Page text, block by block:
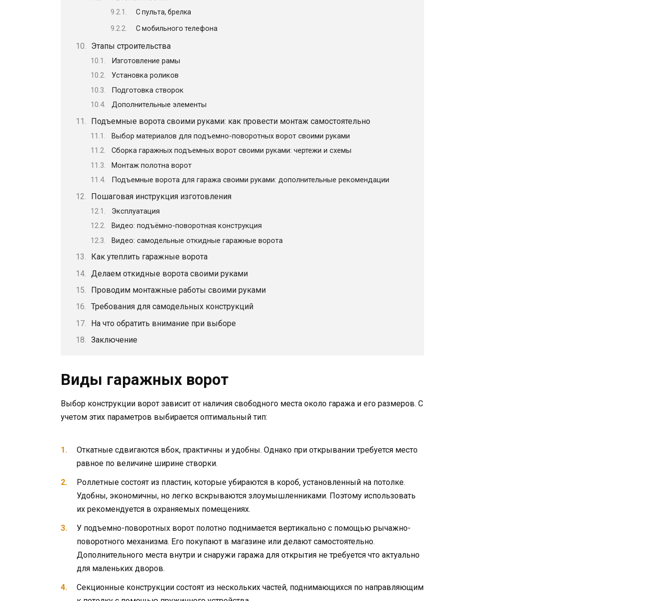
С пульта, брелка
С мобильного телефона
Этапы строительства
Изготовление рамы
Установка роликов
Подготовка створок
Дополнительные элементы
Подъемные ворота своими руками: как провести монтаж самостоятельно
Выбор материалов для подъемно-поворотных ворот своими руками
Сборка гаражных подъемных ворот своими руками: чертежи и схемы
Монтаж полотна ворот
Подъемные ворота для гаража своими руками: дополнительные рекомендации
Пошаговая инструкция изготовления
Эксплуатация
Видео: подъёмно-поворотная конструкция
Видео: самодельные откидные гаражные ворота
Как утеплить гаражные ворота
Делаем откидные ворота своими руками
Проводим монтажные работы своими руками
Требования для самодельных конструкций
На что обратить внимание при выборе
Заключение
Виды гаражных ворот
Выбор конструкции ворот зависит от наличия свободного места около гаража и его размеров. С
учетом этих параметров выбирается оптимальный тип:
Откатные сдвигаются вбок, практичны и удобны. Однако при открывании требуется место
равное по величине ширине створки.
Роллетные состоят из пластин, которые убираются в короб, установленный на потолке.
Удобны, экономичны, но легко вскрываются злоумышленниками. Поэтому использовать
их рекомендуется в охраняемых помещениях.
У подъемно-поворотных ворот полотно поднимается вертикально с помощью рычажно-
поворотного механизма. Его покупают в магазине или делают самостоятельно.
Дополнительного места внутри и снаружи гаража для открытия не требуется что актуально
для маленьких дворов.
Секционные конструкции состоят из нескольких частей, поднимающихся по направляющим